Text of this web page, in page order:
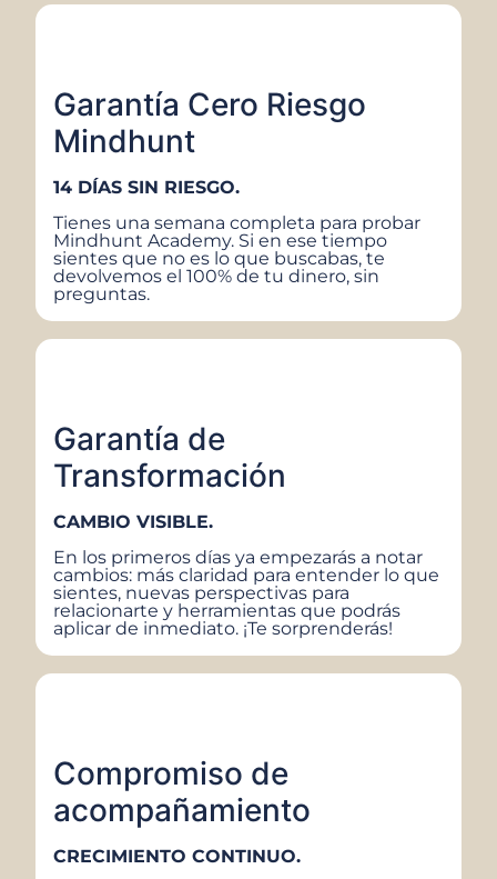
Garantía Cero Riesgo
Mindhunt
14 DÍAS SIN RIESGO.
Tienes una semana completa para probar
Mindhunt Academy. Si en ese tiempo
sientes que no es lo que buscabas, te
devolvemos el 100% de tu dinero, sin
preguntas.
Garantía de
Transformación​
CAMBIO VISIBLE.
En los primeros días ya empezarás a notar
cambios: más claridad para entender lo que
sientes, nuevas perspectivas para
relacionarte y herramientas que podrás
aplicar de inmediato. ¡Te sorprenderás!
Compromiso de
acompañamiento
CRECIMIENTO CONTINUO.